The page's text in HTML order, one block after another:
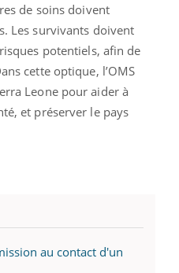
de soins doivent
Les survivants doivent
potentiels, afin de
cette optique, l’OMS
Leone pour aider à
et préserver le pays
au contact d'un